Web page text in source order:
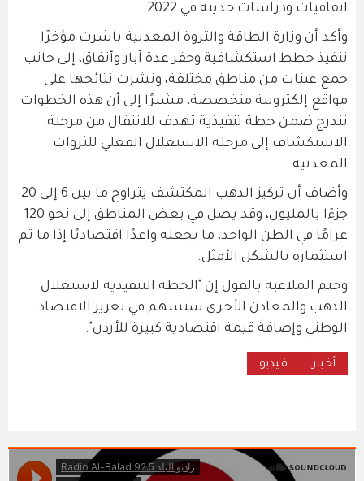
اتفاقيات ودراسات حديثة في 2022.
وأكد أن وزارة الطاقة والثروة المعدنية باشرت مؤخرًا
تنفيذ خطط استكشافية وحفر عدة آبار وأنفاق، إلى جانب
جمع عينات من مناطق مختلفة، ونشرت نتائجها على
مواقع إلكترونية متخصصة، مشيرًا إلى أن هذه الخطوات
تندرج ضمن خطة تنفيذية تهدف للانتقال من مرحلة
الاستكشاف إلى مرحلة الاستغلال الفعلي للثروات
المعدنية.
وأضاف أن تركيز الذهب المكتشف يتراوح ما بين 6 إلى 20
جزءًا بالمليون، وقد يصل في بعض المناطق إلى نحو 120
غرامًا في الطن الواحد، ما يجعله واعدًا اقتصاديًا إذا ما تم
استثماره بالشكل الأمثل.
وختم الملاعبة بالقول إن "الخطة التنفيذية لاستغلال
الذهب والمعادن الأخرى ستسهم في تعزيز الاقتصاد
الوطني وإضافة قيمة اقتصادية كبيرة للأردن".
أخبار فيديو